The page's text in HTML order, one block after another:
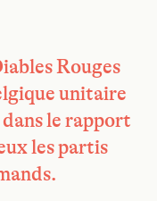
Rouges
unitaire
le rapport
les partis